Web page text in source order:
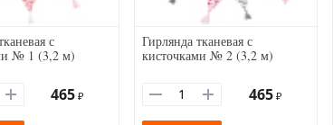
с
№ 1 (3,2 м)
465 ₽
Гирлянда тканевая с
кисточками № 2 (3,2 м)
465 ₽